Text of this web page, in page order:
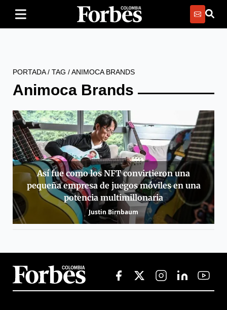
PORTADA/ TAG /ANIMOCA BRANDS
Animoca Brands
Así fue como los NFT convirtieron una
pequeña empresa de juegos móviles en una
potencia multimillonaria
Justin Birnbaum